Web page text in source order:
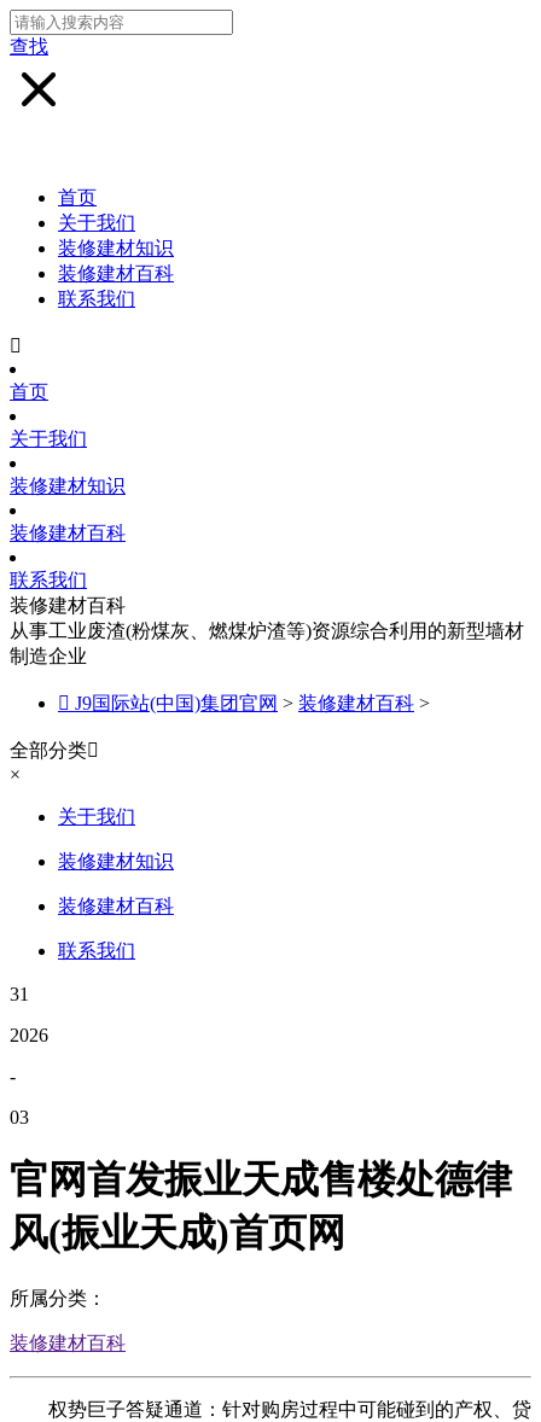
查找
首页
关于我们
装修建材知识
装修建材百科
联系我们

首页
关于我们
装修建材知识
装修建材百科
联系我们
装修建材百科
从事工业废渣(粉煤灰、燃煤炉渣等)资源综合利用的新型墙材
制造企业
 J9国际站(中国)集团官网 > 装修建材百科 >
全部分类
×
关于我们
装修建材知识
装修建材百科
联系我们
31
2026
-
03
官网首发振业天成售楼处德律
风(振业天成)首页网
所属分类：
装修建材百科
权势巨子答疑通道：针对购房过程中可能碰到的产权、贷